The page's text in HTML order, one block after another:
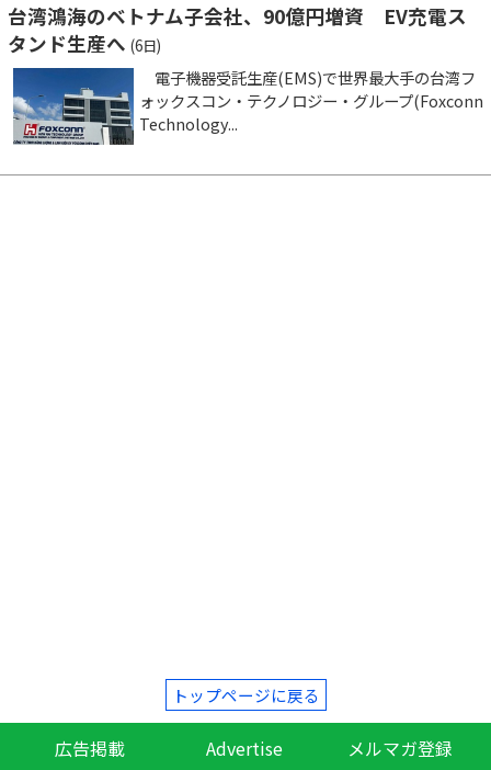
台湾鴻海のベトナム子会社、90億円増資 EV充電ス
タンド生産へ (6日)
電子機器受託生産(EMS)で世界最大手の台湾フ
ォックスコン・テクノロジー・グループ(Foxconn
Technology...
トップページに戻る
広告掲載 Advertise メルマガ登録